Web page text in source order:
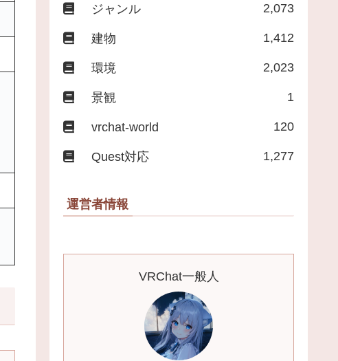
ジャンル 2,073
建物 1,412
環境 2,023
景観 1
vrchat-world 120
Quest対応 1,277
運営者情報
VRChat一般人